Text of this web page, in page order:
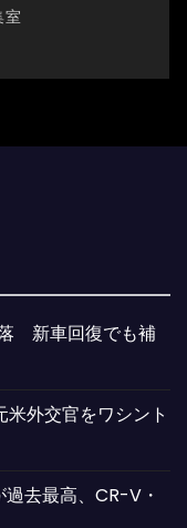
室
新車回復でも補
外交官をワシント
去最高、CR-V・